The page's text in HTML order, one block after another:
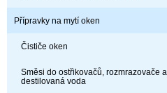
Přípravky na mytí oken
Čističe oken
Směsi do ostřikovačů, rozmrazovače a
destilovaná voda